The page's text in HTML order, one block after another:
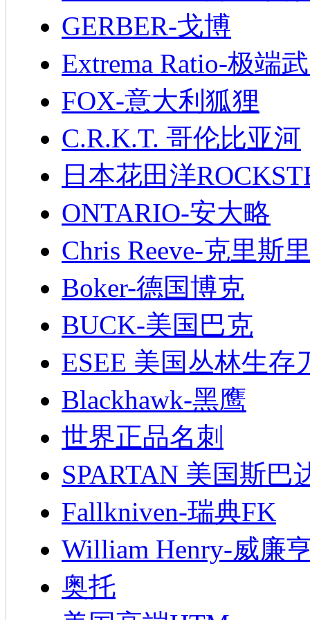
GERBER-戈博
Extrema Ratio-极端
FOX-意大利狐狸
C.R.K.T. 哥伦比亚河
日本花田洋
ONTARIO-安大略
Chris Reeve-克里斯
Boker-德国博克
BUCK-美国巴克
ESEE 美国丛林生存
Blackhawk-黑鹰
世界正品名刺
SPARTAN 美国斯巴
Fallkniven-瑞典FK
William Henry-威廉
奥托